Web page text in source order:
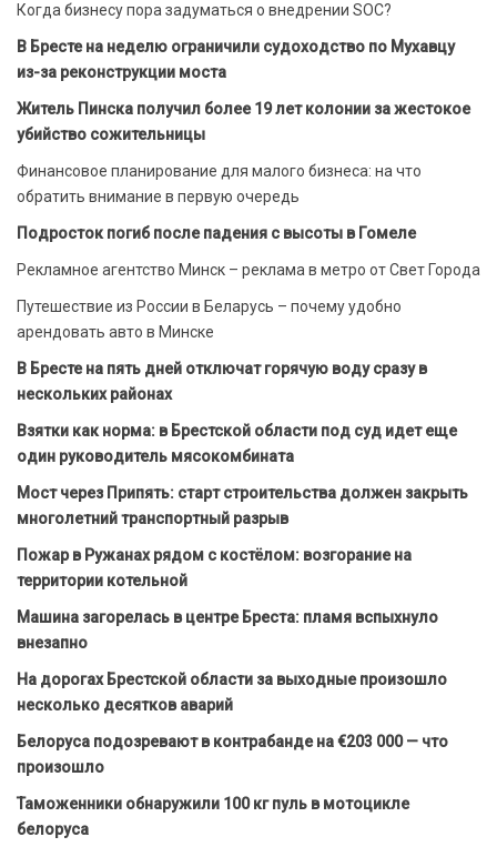
Когда бизнесу пора задуматься о внедрении SOC?
В Бресте на неделю ограничили судоходство по Мухавцу
из-за реконструкции моста
Житель Пинска получил более 19 лет колонии за жестокое
убийство сожительницы
Финансовое планирование для малого бизнеса: на что
обратить внимание в первую очередь
Подросток погиб после падения с высоты в Гомеле
Рекламное агентство Минск – реклама в метро от Свет Города
Путешествие из России в Беларусь – почему удобно
арендовать авто в Минске
В Бресте на пять дней отключат горячую воду сразу в
нескольких районах
Взятки как норма: в Брестской области под суд идет еще
один руководитель мясокомбината
Мост через Припять: старт строительства должен закрыть
многолетний транспортный разрыв
Пожар в Ружанах рядом с костёлом: возгорание на
территории котельной
Машина загорелась в центре Бреста: пламя вспыхнуло
внезапно
На дорогах Брестской области за выходные произошло
несколько десятков аварий
Белоруса подозревают в контрабанде на €203 000 — что
произошло
Таможенники обнаружили 100 кг пуль в мотоцикле
белоруса